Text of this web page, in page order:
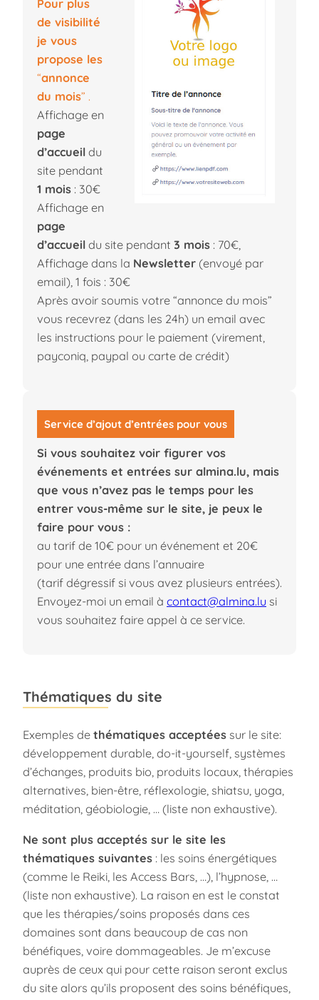
Pour plus
de visibilité
je vous
propose les
“annonce
du mois” .
Affichage en
page
d’accueil du
site pendant
1 mois : 30€
Affichage en
page
d’accueil du site pendant 3 mois : 70€,
Affichage dans la Newsletter (envoyé par
email), 1 fois : 30€
Après avoir soumis votre “annonce du mois”
vous recevrez (dans les 24h) un email avec
les instructions pour le paiement (virement,
payconiq, paypal ou carte de crédit)
Service d’ajout d’entrées pour vous
Si vous souhaitez voir figurer vos
événements et entrées sur almina.lu, mais
que vous n’avez pas le temps pour les
entrer vous-même sur le site, je peux le
faire pour vous :
au tarif de 10€ pour un événement et 20€
pour une entrée dans l’annuaire
(tarif dégressif si vous avez plusieurs entrées).
Envoyez-moi un email à contact@almina.lu si
vous souhaitez faire appel à ce service.
Thématiques du site
Exemples de thématiques acceptées sur le site:
développement durable, do-it-yourself, systèmes
d’échanges, produits bio, produits locaux, thérapies
alternatives, bien-être, réflexologie, shiatsu, yoga,
méditation, géobiologie, … (liste non exhaustive).
Ne sont plus acceptés sur le site les
thématiques suivantes : les soins énergétiques
(comme le Reiki, les Access Bars, …), l’hypnose, …
(liste non exhaustive). La raison en est le constat
que les thérapies/soins proposés dans ces
domaines sont dans beaucoup de cas non
bénéfiques, voire dommageables. Je m’excuse
auprès de ceux qui pour cette raison seront exclus
du site alors qu’ils proposent des soins bénéfiques,